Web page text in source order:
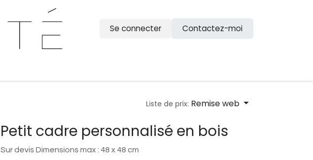
Se connecter Contactez-moi
Liste de prix: Remise web
Petit cadre personnalisé en bois
Sur devis Dimensions max : 48 x 48 cm